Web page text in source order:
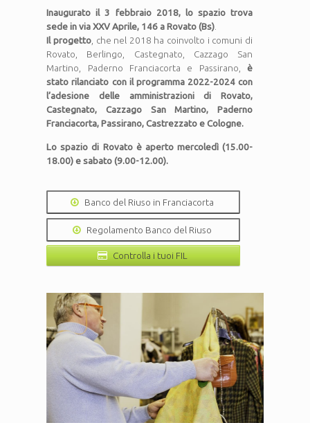
Inaugurato il 3 febbraio 2018, lo spazio trova
sede in via XXV Aprile, 146 a Rovato (Bs)
Il progetto, che nel 2018 ha coinvolto i comuni di
Rovato, Berlingo, Castegnato, Cazzago San
Martino, Paderno Franciacorta e Passirano,è
stato rilanciato con il programma 2022-2024 con
l’adesione delle amministrazioni di Rovato,
Castegnato, Cazzago San Martino, Paderno
Franciacorta, Passirano, Castrezzato e Cologne.
Lo spazio di Rovato è aperto mercoledì (15.00-
18.00) e sabato (9.00-12.00).
Banco del Riuso in Franciacorta
Regolamento Banco del Riuso
Controlla i tuoi FIL